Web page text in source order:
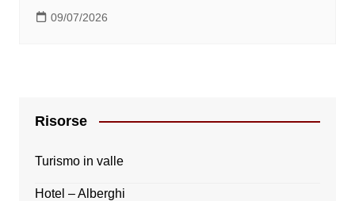
09/07/2026
Risorse
Turismo in valle
Hotel – Alberghi